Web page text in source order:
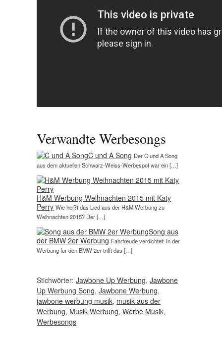
Verwandte Werbesongs
C und A Song Der C und A Song
aus dem aktuellen Schwarz-Weiss-Werbespot war ein […]
H&M Werbung Weihnachten 2015 mit Katy
Perry Wie heißt das Lied aus der H&M Werbung zu
Weihnachten 2015? Der […]
Song aus
der BMW 2er Werbung Fahrfreude verdichtet: In der
Werbung für den BMW 2er trifft das […]
Stichwörter: Jawbone Up Werbung, Jawbone
Up Werbung Song, Jawbone Werbung,
jawbone werbung musik, musik aus der
Werbung, Musik Werbung, Werbe Musik,
Werbesongs